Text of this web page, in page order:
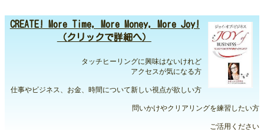
CREATE! More Time, More Money, More Joy!
（クリックで詳細へ）
タッチヒーリングに興味はないけれど
アクセスが気になる方
仕事やビジネス、お金、時間について新しい視点が欲しい方
問いかけやクリアリングを練習したい方
ご活用ください